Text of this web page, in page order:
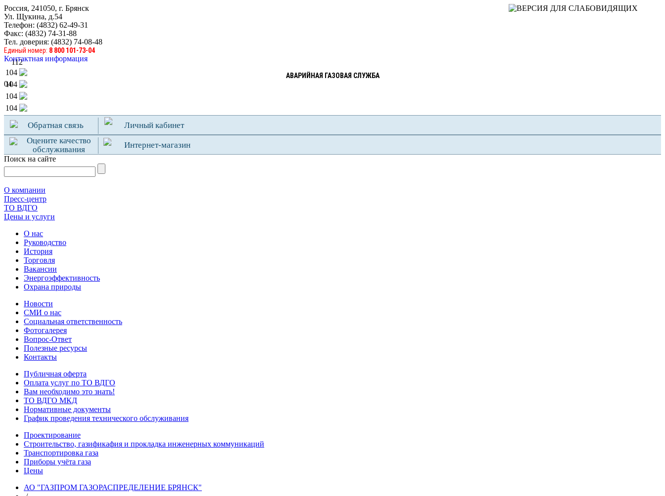
Россия, 241050, г. Брянск
Ул. Щукина, д.54
Телефон: (4832) 62-49-31
Факс: (4832) 74-31-88
Тел. доверия: (4832) 74-08-48
Единый номер: 8 800 101-73-04
Контактная информация
АВАРИЙНАЯ ГАЗОВАЯ СЛУЖБА
04
112
104
104
104
104
Обратная связь
Личный кабинет
Оцените качество
обслуживания
Интернет-магазин
Поиск на сайте
О компании
Пресс-центр
TO ВДГО
Цены и услуги
О нас
Руководство
История
Торговля
Вакансии
Энергоэффективность
Охрана природы
Новости
СМИ о нас
Социальная ответственность
Фотогалерея
Вопрос-Ответ
Полезные ресурсы
Контакты
Публичная оферта
Оплата услуг по ТО ВДГО
Вам необходимо это знать!
ТО ВДГО МКД
Нормативные документы
График проведения технического обслуживания
Проектирование
Строительство, газификафия и прокладка инженерных коммуникаций
Транспортировка газа
Приборы учёта газа
Цены
АО "ГАЗПРОМ ГАЗОРАСПРЕДЕЛЕНИЕ БРЯНСК"